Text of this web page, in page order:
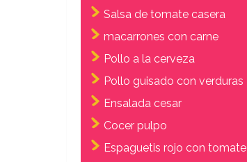
Salsa de tomate casera
macarrones con carne
Pollo a la cerveza
Pollo guisado con verduras
Ensalada cesar
Cocer pulpo
Espaguetis rojo con tomate